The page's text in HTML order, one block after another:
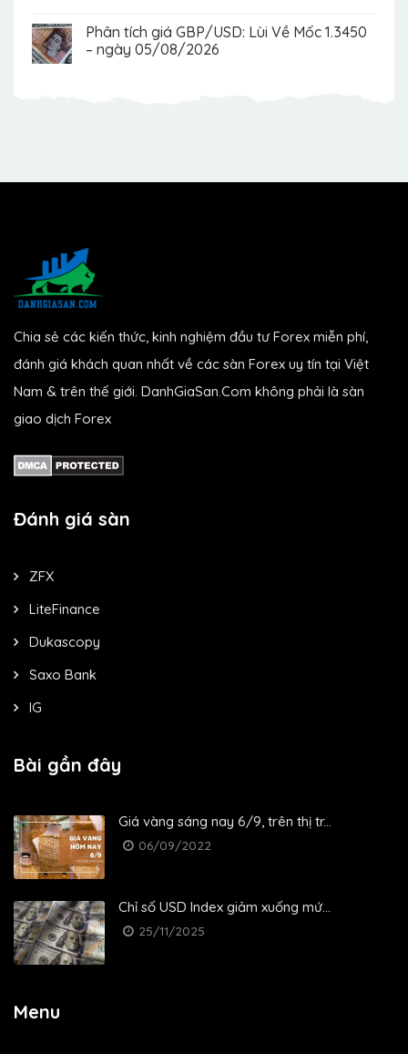
Phân tích giá GBP/USD: Lùi Về Mốc 1.3450
– ngày 05/08/2026
Chia sẻ các kiến thức, kinh nghiệm đầu tư Forex miễn phí,
đánh giá khách quan nhất về các sàn Forex uy tín tại Việt
Nam & trên thế giới. DanhGiaSan.Com không phải là sàn
giao dịch Forex
Đánh giá sàn
ZFX
LiteFinance
Dukascopy
Saxo Bank
IG
Bài gần đây
Giá vàng sáng nay 6/9, trên thị tr...
06/09/2022
Chỉ số USD Index giảm xuống mứ...
25/11/2025
Menu